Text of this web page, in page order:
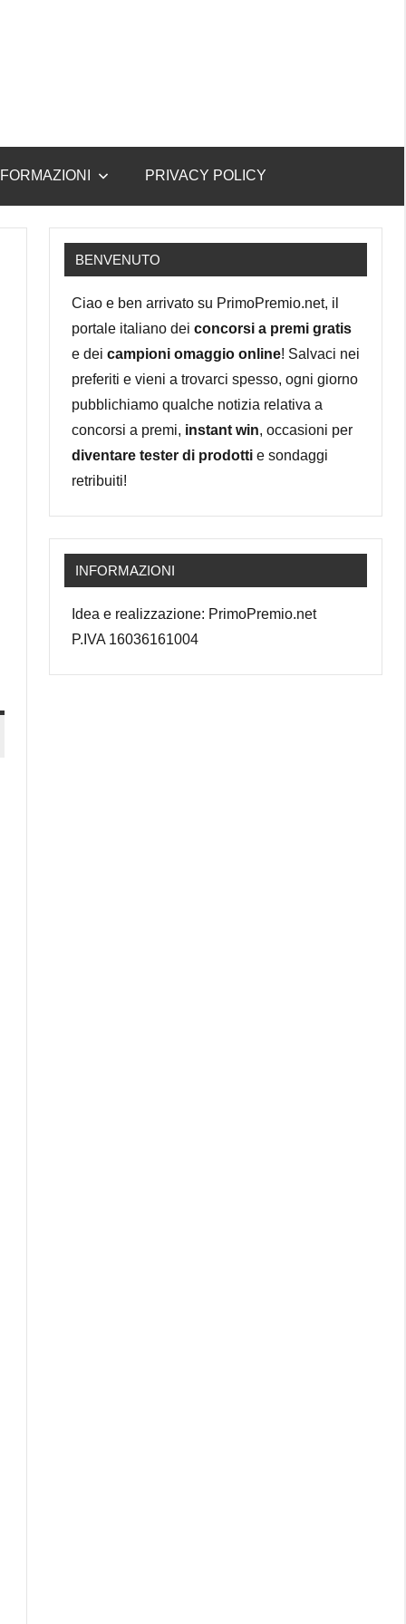
PRIVACY POLICY
BENVENUTO
Ciao e ben arrivato su PrimoPremio.net, il
portale italiano dei concorsi a premi gratis
e dei campioni omaggio online! Salvaci nei
preferiti e vieni a trovarci spesso, ogni giorno
pubblichiamo qualche notizia relativa a
concorsi a premi, instant win, occasioni per
diventare tester di prodotti e sondaggi
retribuiti!
INFORMAZIONI
Idea e realizzazione: PrimoPremio.net
P.IVA 16036161004